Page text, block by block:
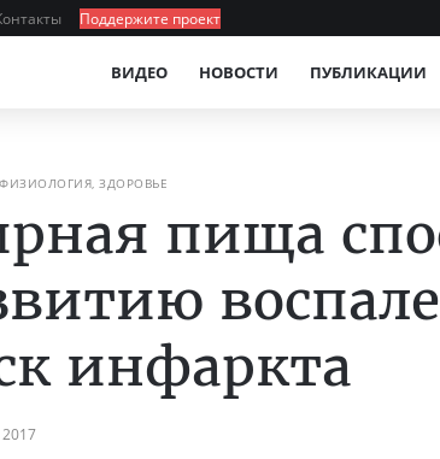
Поддержите проект
ВИДЕО НОВОСТИ ПУБЛИКАЦИИ
ЗДОРОВЬЕ
пища
инфаркта